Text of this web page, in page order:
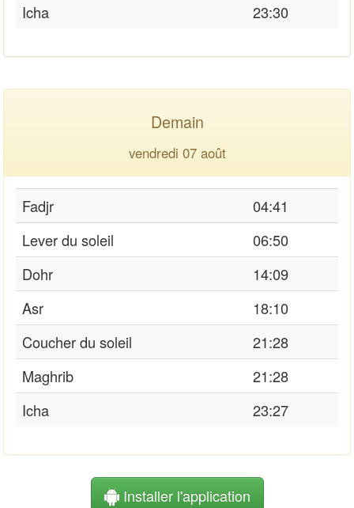
Icha
23:30
Demain
vendredi 07 août
Fadjr
04:41
Lever du soleil
06:50
Dohr
14:09
Asr
18:10
Coucher du soleil
21:28
Maghrib
21:28
Icha
23:27
Installer l'application